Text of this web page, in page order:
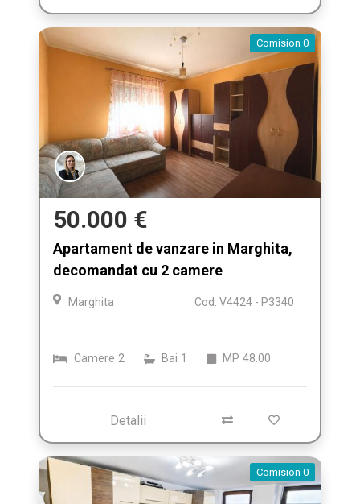
Comision 0
50.000 €
Apartament de vanzare in Marghita,
decomandat cu 2 camere
Marghita Cod: V4424 - P3340
Camere 2 Bai 1 MP 48.00
Detalii
Comision 0